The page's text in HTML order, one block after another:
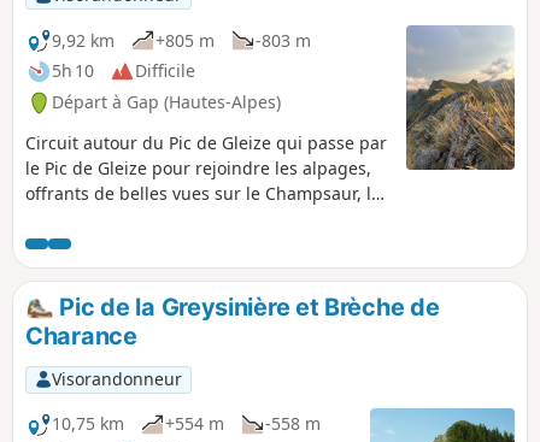
9,92 km
+805 m
-803 m
5h 10
Difficile
Départ à Gap (Hautes-Alpes)
Circuit autour du Pic de Gleize qui passe par
le Pic de Gleize pour rejoindre les alpages,
offrants de belles vues sur le Champsaur, le
Pic de la Greysinière et Brèche de
Charance
Visorandonneur
10,75 km
+554 m
-558 m